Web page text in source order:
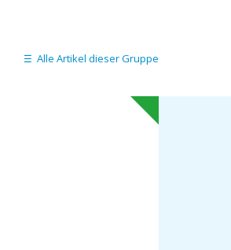
Alle Artikel dieser Gruppe